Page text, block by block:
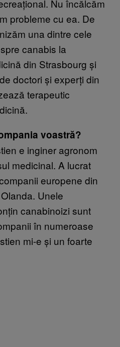
Nu încălcăm
probleme cu ea. De
una dintre cele
canabis la
din Strasbourg și
doctori și experți din
terapeutic
voastră?
e inginer agronom
medicinal. A lucrat
europene din
Unele
canabinoizi sunt
în numeroase
mi-e și un foarte